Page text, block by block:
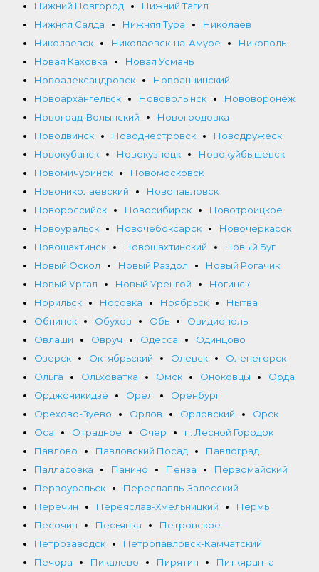
Нижний Новгород
Нижний Тагил
Нижняя Салда
Нижняя Тура
Николаев
Николаевск
Николаевск-на-Амуре
Никополь
Новая Каховка
Новая Усмань
Новоалександровск
Новоаннинский
Новоархангельск
Нововолынск
Нововоронеж
Новоград-Волынский
Новогродовка
Новодвинск
Новоднестровск
Новодружеск
Новокубанск
Новокузнецк
Новокуйбышевск
Новомичуринск
Новомосковск
Новониколаевский
Новопавловск
Новороссийск
Новосибирск
Новотроицкое
Новоуральск
Новочебоксарск
Новочеркасск
Новошахтинск
Новошахтинский
Новый Буг
Новый Оскол
Новый Раздол
Новый Рогачик
Новый Ургал
Новый Уренгой
Ногинск
Норильск
Носовка Ноябрьск
Нытва
Обнинск
Обухов Обь
Овидиополь
Овлаши
Овруч Одесса
Одинцово
Озерск
Октябрьский Олевск
Оленегорск
Ольга
Ольховатка Омск Оноковцы
Орда
Орджоникидзе
Орел
Оренбург
Орехово-Зуево
Орлов Орловский
Орск
Оса
Отрадное Очер
п. Лесной Городок
Павлово
Павловский Посад
Павлоград
Палласовка
Панино Пенза
Первомайский
Первоуральск
Переславль-Залесский
Перечин
Переяслав-Хмельницкий
Пермь
Песочин
Песьянка
Петровское
Петрозаводск
Петропавловск-Камчатский
Печора
Пикалево Пирятин Питкяранта